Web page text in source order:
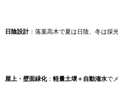
日陰設計：落葉高木で夏は日陰、冬は採光
屋上・壁面緑化： 軽量土壌＋自動潅水で